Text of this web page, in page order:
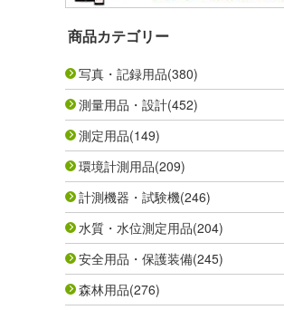
商品カテゴリー
写真・記録用品(380)
測量用品・設計(452)
測定用品(149)
環境計測用品(209)
計測機器・試験機(246)
水質・水位測定用品(204)
安全用品・保護装備(245)
森林用品(276)